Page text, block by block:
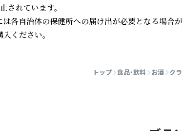
れています。
各自治体の保健所への届け出が必要となる場合
ください。
トップ 食品・飲料 お酒 ク